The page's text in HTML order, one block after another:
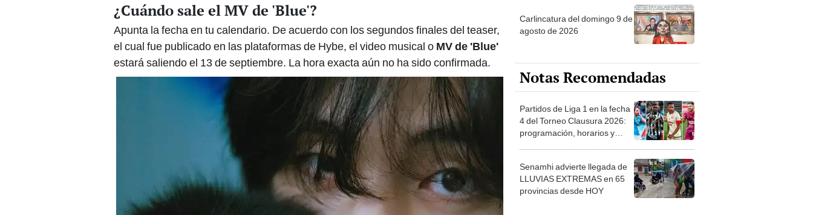
¿Cuándo sale el MV de 'Blue'?
Apunta la fecha en tu calendario. De acuerdo con los segundos finales del teaser,
el cual fue publicado en las plataformas de Hybe, el video musical o MV de 'Blue'
estará saliendo el 13 de septiembre. La hora exacta aún no ha sido confirmada.
Carlincatura del domingo 9 de
agosto de 2026
Notas Recomendadas
Partidos de Liga 1 en la fecha
4 del Torneo Clausura 2026:
programación, horarios y
Senamhi advierte llegada de
LLUVIAS EXTREMAS en 65
provincias desde HOY